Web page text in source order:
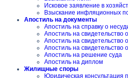
Исковое заявление в
Взыскание инфляционных
Апостиль на документы
Апостиль на справку о
Апостиль на свидетельство
Апостиль на свидетельство
Апостиль на свидетельство
Апостиль на решение суда
Апостиль на диплом
Жилищные споры
Юридическая